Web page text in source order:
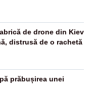
de drone din Kiev
distrusă de o rachetă
prăbușirea unei